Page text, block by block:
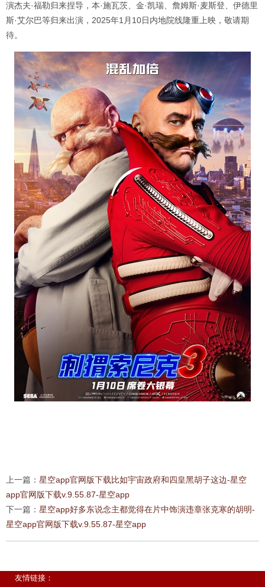
演杰夫·福勒归来捏导，本·施瓦茨、金·凯瑞、詹姆斯·麦斯登、伊德里
斯·艾尔巴等归来出演，2025年1月10日内地院线隆重上映，敬请期
待。
上一篇： 星空app官网版下载比如宇宙政府和四皇黑胡子这边-星空
app官网版下载v.9.55.87-星空app
下一篇： 星空app好多东说念主都觉得在片中饰演违章张克寒的胡明-
星空app官网版下载v.9.55.87-星空app
友情链接：